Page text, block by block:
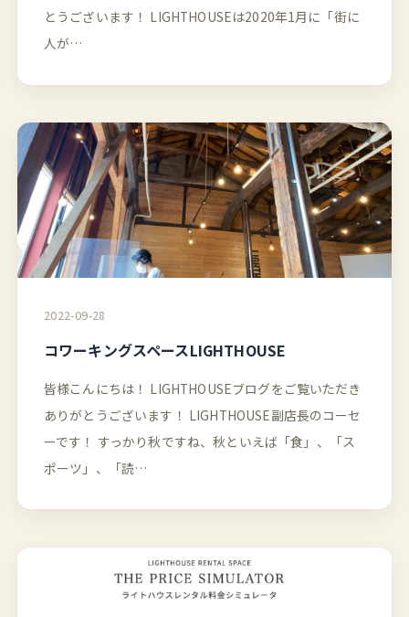
とうございます！ LIGHTHOUSEは2020年1月に「街に
人が…
2022-09-28
コワーキングスペースLIGHTHOUSE
皆様こんにちは！ LIGHTHOUSEブログをご覧いただき
ありがとうございます！ LIGHTHOUSE副店長のコーセ
ーです！ すっかり秋ですね、秋といえば「食」、「ス
ポーツ」、「読…